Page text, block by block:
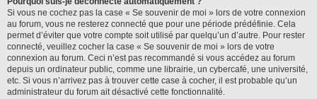
Si vous ne cochez pas la case « Se souvenir de moi » lors de votre connexion
au forum, vous ne resterez connecté que pour une période prédéfinie. Cela
permet d’éviter que votre compte soit utilisé par quelqu’un d’autre. Pour rester
connecté, veuillez cocher la case « Se souvenir de moi » lors de votre
connexion au forum. Ceci n’est pas recommandé si vous accédez au forum
depuis un ordinateur public, comme une librairie, un cybercafé, une université,
etc. Si vous n’arrivez pas à trouver cette case à cocher, il est probable qu’un
administrateur du forum ait désactivé cette fonctionnalité.